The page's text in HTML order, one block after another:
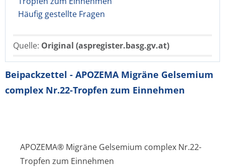
Häufig gestellte Fragen
Quelle: Original (aspregister.basg.gv.at)
Beipackzettel - APOZEMA Migräne Gelsemium
complex Nr.22-Tropfen zum Einnehmen
APOZEMA® Migräne Gelsemium complex Nr.22-
Tropfen zum Einnehmen